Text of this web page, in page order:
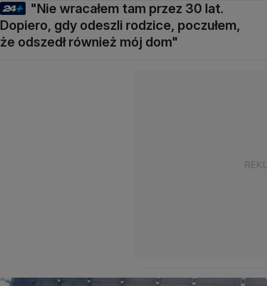
"Nie wracałem tam przez 30 lat.
Dopiero, gdy odeszli rodzice, poczułem,
że odszedł również mój dom"